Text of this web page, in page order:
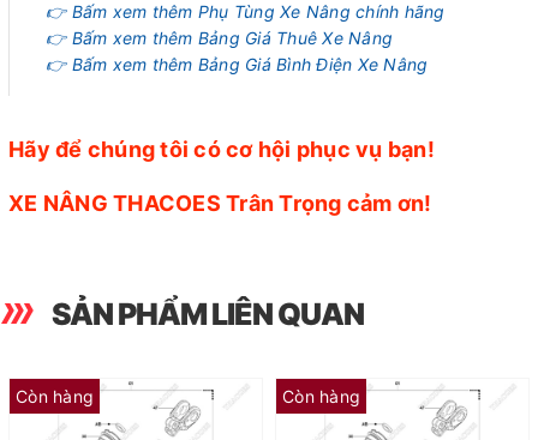
👉 Bấm xem thêm Phụ Tùng Xe Nâng chính hãng
👉 Bấm xem thêm Bảng Giá Thuê Xe Nâng
👉 Bấm xem thêm Bảng Giá Bình Điện Xe Nâng
Hãy để chúng tôi có cơ hội phục vụ bạn!
XE NÂNG THACOES Trân Trọng cảm ơn!
SẢN PHẨM LIÊN QUAN
Còn hàng Còn hàng